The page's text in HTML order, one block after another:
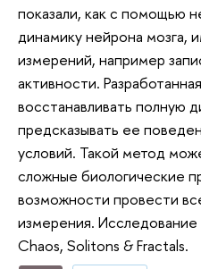
показали, как с помощью
динамику нейрона мозга,
измерений, например
активности.
восстанавливать полную
предсказывать ее
условий. Такой метод
сложные биологические
возможности провести
измерения.
Chaos, Solitons & Fractals.